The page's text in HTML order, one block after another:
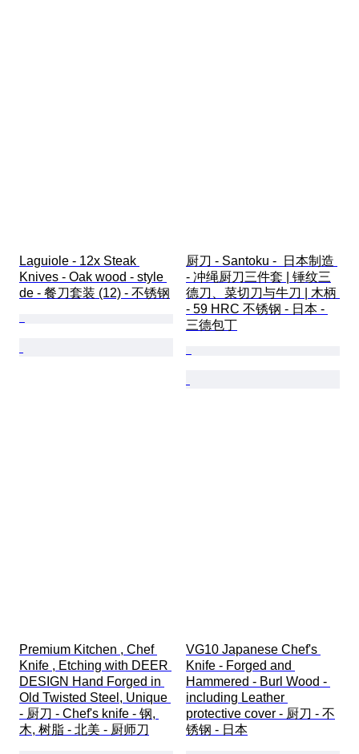
Laguiole - 12x Steak
Knives - Oak wood - style
de - 餐刀套装 (12) - 不锈钢
厨刀 - Santoku -  日本制造
- 冲绳厨刀三件套 | 锤纹三
德刀、菜切刀与牛刀 | 木柄
- 59 HRC 不锈钢 - 日本 -
三德包丁
Premium Kitchen , Chef
Knife , Etching with DEER
DESIGN Hand Forged in
Old Twisted Steel, Unique
- 厨刀 - Chef's knife - 钢,
木, 树脂 - 北美 - 厨师刀
VG10 Japanese Chef's
Knife - Forged and
Hammered - Burl Wood -
including Leather
protective cover - 厨刀 - 不
锈钢 - 日本